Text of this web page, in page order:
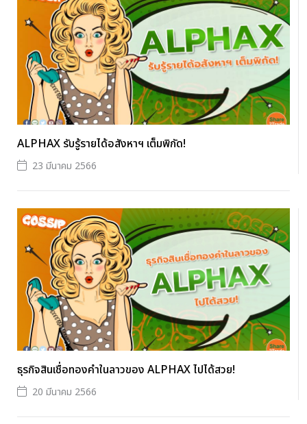
ALPHAX รับรู้รายได้อสังหาฯ เต็มพิกัด!
23 มีนาคม 2566
ธุรกิจสินเชื่อทองคำในลาวของ ALPHAX ไปได้สวย!
20 มีนาคม 2566